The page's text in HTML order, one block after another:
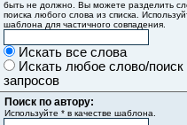
быть не должно. Вы можете разделить
поиска любого слова из списка.
шаблона для частичного совпадения.
Искать все слова
Искать любое слово/
запросов
Поиск по автору:
Используйте * в качестве шаблона.